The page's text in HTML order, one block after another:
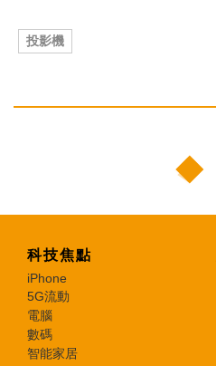
投影機
科技焦點
iPhone
5G流動
電腦
數碼
智能家居